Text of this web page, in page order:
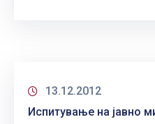
13.12.2012
Испитување на јавно